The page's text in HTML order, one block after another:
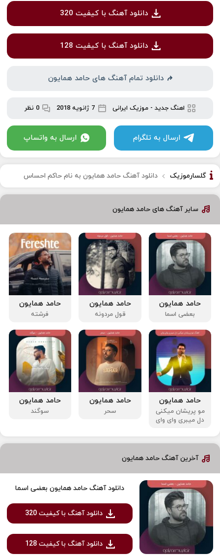
دانلود آهنگ با کیفیت 320
دانلود آهنگ با کیفیت 128
دانلود تمام آهنگ های حامد همایون
اهنگ جدید -موزیک ایرانی 7 ژانویه 2018 0 نظر
ارسال به تلگرام ارسال به واتساپ
گلسارموزیک دانلود آهنگ حامد همایون به نام حاکم احساس
سایر آهنگ های حامد همایون
حامد همایون
بعضی اسما
حامد همایون
قول مردونه
حامد همایون
فرشته
حامد همایون
مو پریشان میکنی
دل میبری وای وای
حامد همایون
سحر
حامد همایون
سوگند
آخرین آهنگ حامد همایون
دانلود آهنگ حامد همایون بعضی اسما
دانلود آهنگ با کیفیت 320
دانلود آهنگ با کیفیت 128